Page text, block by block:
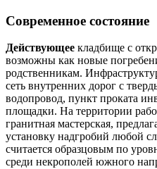
Современное состояние
Действующее кладбище с
возможны как новые
родственникам.
сеть внутренних дорог с
водопровод, пункт проката
площадки. На территории
гранитная мастерская,
установку надгробий любой
считается образцовым по
среди некрополей южного